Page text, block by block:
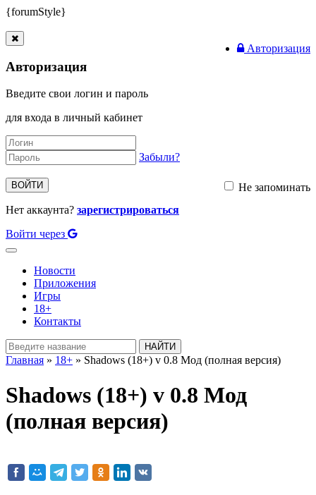
{forumStyle}
Авторизация
Авторизация
Введите свои логин и пароль
для входа в личный кабинет
Забыли?
ВОЙТИ
Не запоминать
Нет аккаунта? зарегистрироваться
Войти через
Toggle
navigationНовости
Приложения
Игры
18+
Контакты
Главная » 18+ » Shadows (18+) v 0.8 Мод (полная версия)
Shadows (18+) v 0.8 Мод
(полная версия)